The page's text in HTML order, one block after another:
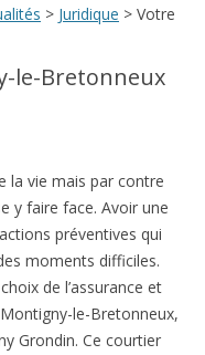
> Juridique > Votre
le-Bretonneux
la vie mais par contre
y faire face. Avoir une
préventives qui
moments difficiles.
de l’assurance et
le-Bretonneux,
Grondin. Ce courtier